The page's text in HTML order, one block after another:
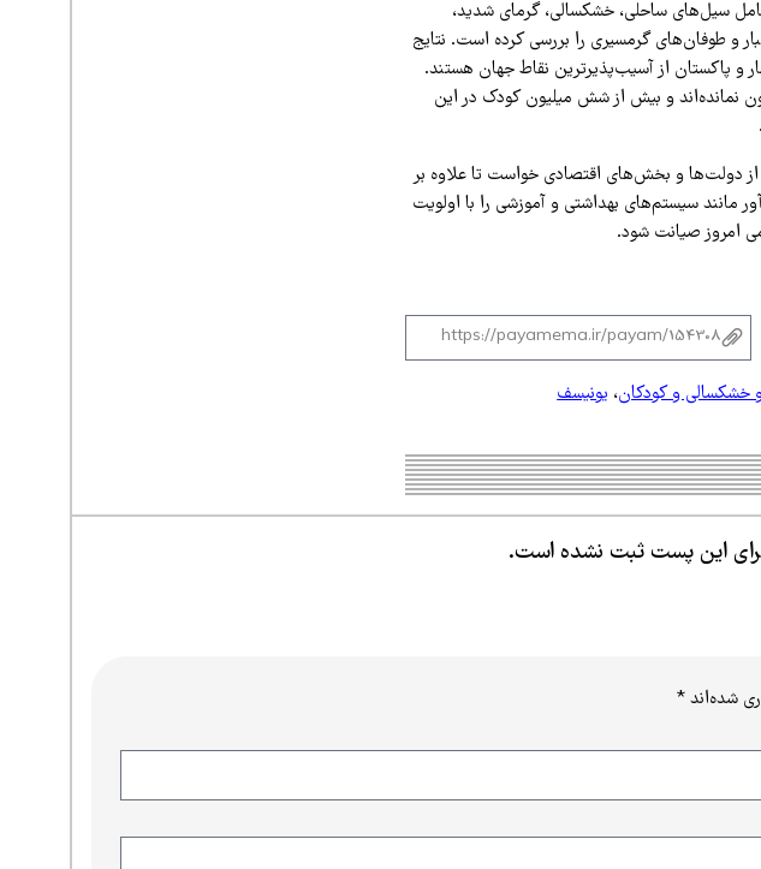
سیل‌های ساحلی، خشکسالی، گرمای شدید،
و طوفان‌های گرمسیری را بررسی کرده است. نتایج
و پاکستان از آسیب‌پذیرترین نقاط جهان هستند.
نمانده‌اند و بیش از شش میلیون کودک در این
از دولت‌ها و بخش‌های اقتصادی خواست تا علاوه بر
مانند سیستم‌های بهداشتی و آموزشی را با اولویت
امروز صیانت شود.
خشکسالی و کودکان، یونیسف
این پست ثبت نشده است.
شده‌اند*